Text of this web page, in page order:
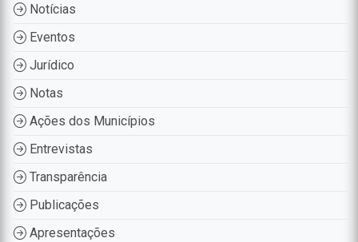
Notícias
Eventos
Jurídico
Notas
Ações dos Municípios
Entrevistas
Transparência
Publicações
Apresentações